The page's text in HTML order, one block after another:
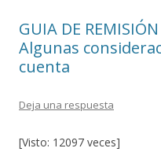
GUIA DE
Algunas
cuenta
Deja una respuesta
[Visto: 12097 veces]